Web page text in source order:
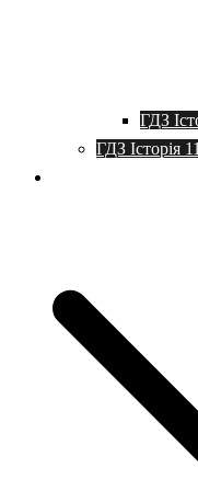
ГДЗ
ГДЗ Історія